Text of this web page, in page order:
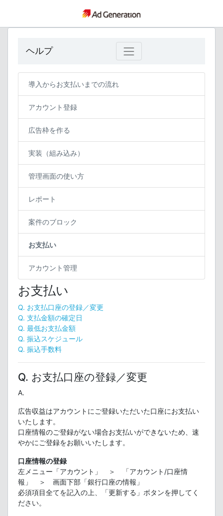
ヘルプ
導入からお支払いまでの流れ
アカウント登録
広告枠を作る
実装（組み込み）
管理画面の使い方
レポート
案件のブロック
お支払い
アカウント管理
お支払い
Q. お支払口座の登録／変更
Q. 支払金額の確定日
Q. 最低お支払金額
Q. 振込スケジュール
Q. 振込手数料
Q. お支払口座の登録／変更
A.
広告収益はアカウントにご登録いただいた口座にお支払い
いたします。
口座情報のご登録がない場合お支払いができないため、速
やかにご登録をお願いいたします。
口座情報の登録
左メニュー「アカウント」 ＞ 「アカウント/口座情
報」 ＞ 画面下部「銀行口座の情報」
必須項目全てを記入の上、「更新する」ボタンを押してく
ださい。